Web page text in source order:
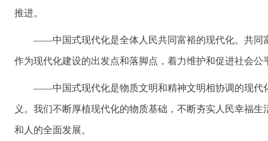
推进。
——中国式现代化是全体人民共同富裕的现代化。共同
作为现代化建设的出发点和落脚点，着力维护和促进社会
——中国式现代化是物质文明和精神文明相协调的现代
义。我们不断厚植现代化的物质基础，不断夯实人民幸福
和人的全面发展。